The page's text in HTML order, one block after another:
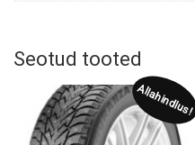
Seotud tooted
Allahindlus!